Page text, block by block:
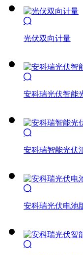

光伏双向计量

安科瑞光伏智能

安科瑞智能光伏

安科瑞光伏电池
